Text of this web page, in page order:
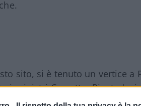
sito, si è tenuto un vertice a
i ministri Crosetto, Piantedosi,
Gerusalemme per incontrare